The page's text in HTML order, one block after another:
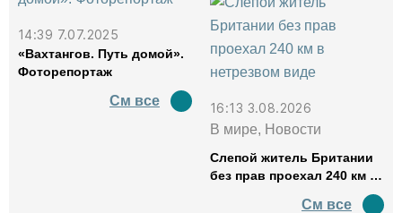
14:39 7.07.2025
«Вахтангов. Путь домой».
Фоторепортаж
См все
16:13 3.08.2026
В мире, Новости
Слепой житель Британии
без прав проехал 240 км в
См все